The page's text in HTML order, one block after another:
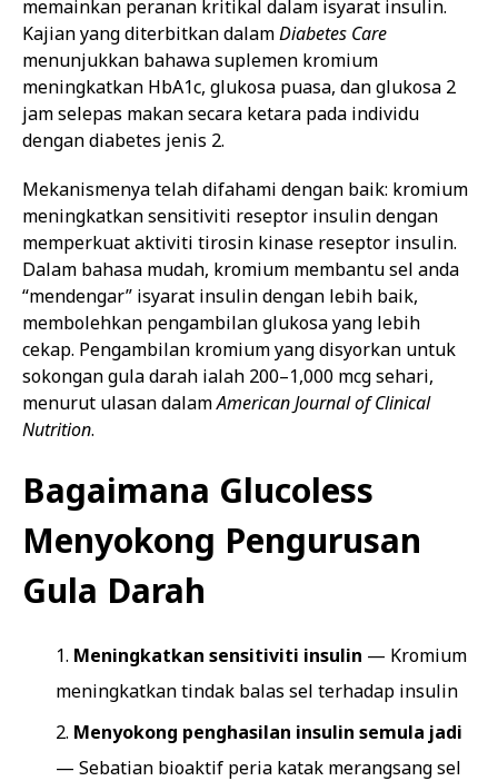
memainkan peranan kritikal dalam isyarat insulin.
Kajian yang diterbitkan dalamDiabetes Care
menunjukkan bahawa suplemen kromium
meningkatkan HbA1c, glukosa puasa, dan glukosa 2
jam selepas makan secara ketara pada individu
dengan diabetes jenis 2.
Mekanismenya telah difahami dengan baik: kromium
meningkatkan sensitiviti reseptor insulin dengan
memperkuat aktiviti tirosin kinase reseptor insulin.
Dalam bahasa mudah, kromium membantu sel anda
“mendengar” isyarat insulin dengan lebih baik,
membolehkan pengambilan glukosa yang lebih
cekap. Pengambilan kromium yang disyorkan untuk
sokongan gula darah ialah 200–1,000 mcg sehari,
menurut ulasan dalamAmerican Journal of Clinical
Nutrition.
Bagaimana Glucoless
Menyokong Pengurusan
Gula Darah
Meningkatkan sensitiviti insulin — Kromium
meningkatkan tindak balas sel terhadap insulin
Menyokong penghasilan insulin semula jadi
— Sebatian bioaktif peria katak merangsang sel